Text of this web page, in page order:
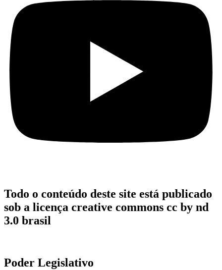
Todo o conteúdo deste site está publicado
sob a licença creative commons cc by nd
3.0 brasil
Poder Legislativo